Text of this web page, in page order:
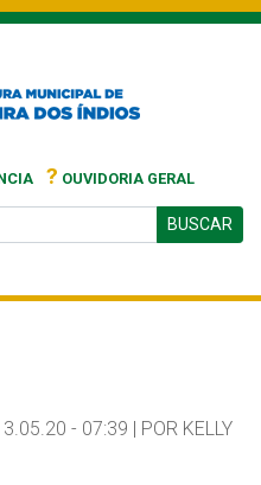
? OUVIDORIA GERAL
BUSCAR
- 07:39 | POR KELLY